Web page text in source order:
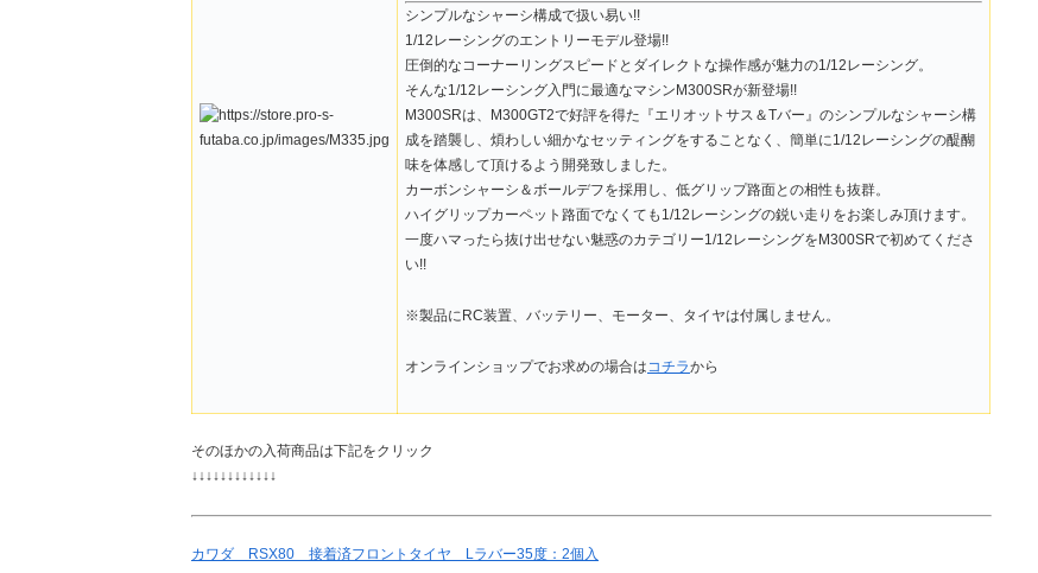
シンプルなシャーシ構成で扱い易い!!
1/12レーシングのエントリーモデル登場!!
圧倒的なコーナーリングスピードとダイレクトな操作感が魅力の1/12レーシング。
そんな1/12レーシング入門に最適なマシンM300SRが新登場!!
M300SRは、M300GT2で好評を得た『エリオットサス＆Tバー』のシンプルなシャーシ構
成を踏襲し、煩わしい細かなセッティングをすることなく、簡単に1/12レーシングの醍醐
味を体感して頂けるよう開発致しました。
カーボンシャーシ＆ボールデフを採用し、低グリップ路面との相性も抜群。
ハイグリップカーペット路面でなくても1/12レーシングの鋭い走りをお楽しみ頂けます。
一度ハマったら抜け出せない魅惑のカテゴリー1/12レーシングをM300SRで初めてくださ
い!!
※製品にRC装置、バッテリー、モーター、タイヤは付属しません。
オンラインショップでお求めの場合は コチラから
そのほかの入荷商品は下記をクリック
↓↓↓↓↓↓↓↓↓↓↓↓
カワダ RSX80 接着済フロントタイヤ Lラバー35度：2個入